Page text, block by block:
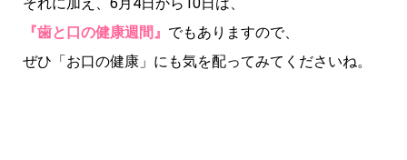
『歯と口の健康週間』 でもありますので、
ぜひ「お口の健康」にも気を配ってみてくださいね。